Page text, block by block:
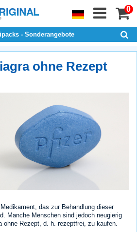
0
- Sonderangebote
ohne Rezept
das zur Behandlung dieser
Manche Menschen sind jedoch neugierig
ohne Rezept, d. h. rezeptfrei, zu kaufen.